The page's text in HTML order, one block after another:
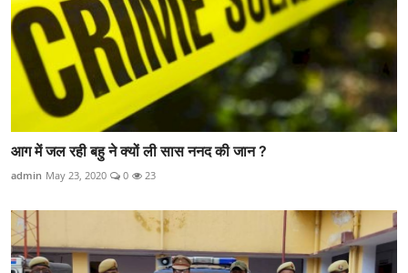
आग में जल रही बहु ने क्यों ली सास ननद की जान ?
admin May 23, 2020 0 23